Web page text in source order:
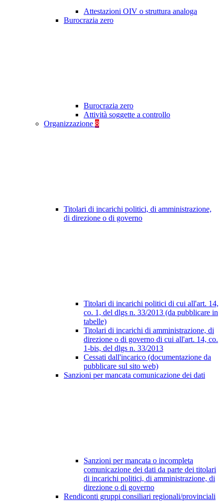
Attestazioni OIV o struttura analoga
Burocrazia zero
Burocrazia zero
Attività soggette a controllo
Organizzazione 8
Titolari di incarichi politici, di amministrazione,
di direzione o di governo
Titolari di incarichi politici di cui all'art. 14,
co. 1, del dlgs n. 33/2013 (da pubblicare in
tabelle)
Titolari di incarichi di amministrazione, di
direzione o di governo di cui all'art. 14, co.
1-bis, del dlgs n. 33/2013
Cessati dall'incarico (documentazione da
pubblicare sul sito web)
Sanzioni per mancata comunicazione dei dati
Sanzioni per mancata o incompleta
comunicazione dei dati da parte dei titolari
di incarichi politici, di amministrazione, di
direzione o di governo
Rendiconti gruppi consiliari regionali/provinciali